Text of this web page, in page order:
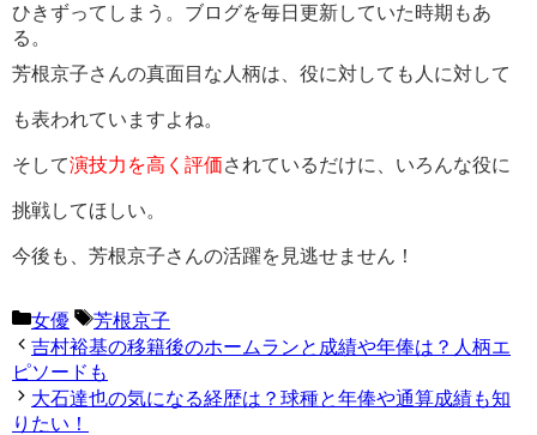
ひきずってしまう。ブログを毎日更新していた時期もあ
る。
芳根京子さんの真面目な人柄は、役に対しても人に対して
も表われていますよね。
そして演技力を高く評価されているだけに、いろんな役に
挑戦してほしい。
今後も、芳根京子さんの活躍を見逃せません！
カ
テ
ゴ
リ
ー
女優
タ
グ
芳根京子
吉村裕基の移籍後のホームランと成績や年俸は？人柄エ
ピソードも
大石達也の気になる経歴は？球種と年俸や通算成績も知
りたい！